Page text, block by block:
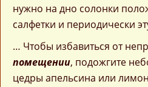
нужно на дно солонки
салфетки и периодически
… Чтобы избавиться от
помещении, подожгите
цедры апельсина или